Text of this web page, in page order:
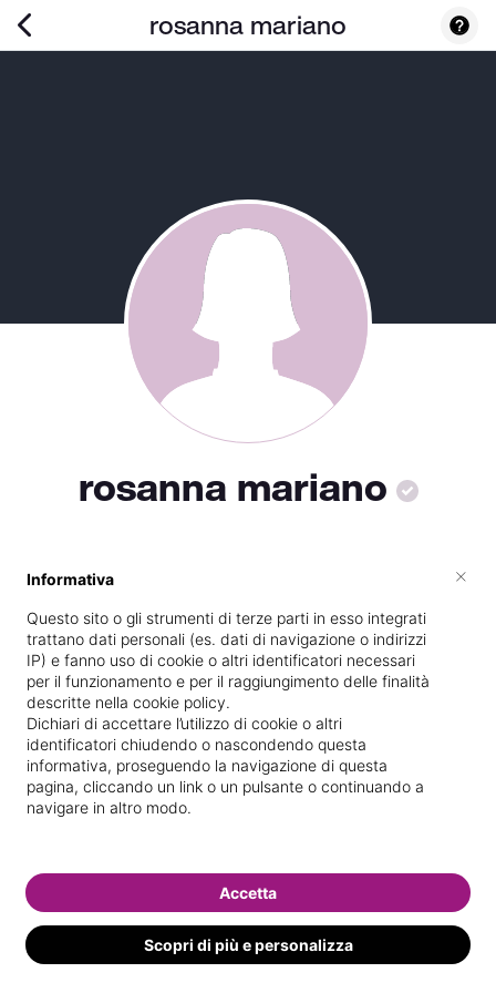
rosanna mariano
rosanna mariano
Specializzata inTrattamenti corpo
Vedi le informazioni di rosanna
Informativa
Questo sito o gli strumenti di terze parti in esso integrati
trattano dati personali (es. dati di navigazione o indirizzi
IP) e fanno uso di cookie o altri identificatori necessari
per il funzionamento e per il raggiungimento delle finalità
descritte nella cookie policy.
Dichiari di accettare l’utilizzo di cookie o altri
identificatori chiudendo o nascondendo questa
informativa, proseguendo la navigazione di questa
pagina, cliccando un link o un pulsante o continuando a
navigare in altro modo.
Scopri di più e personalizza
Accetta
×